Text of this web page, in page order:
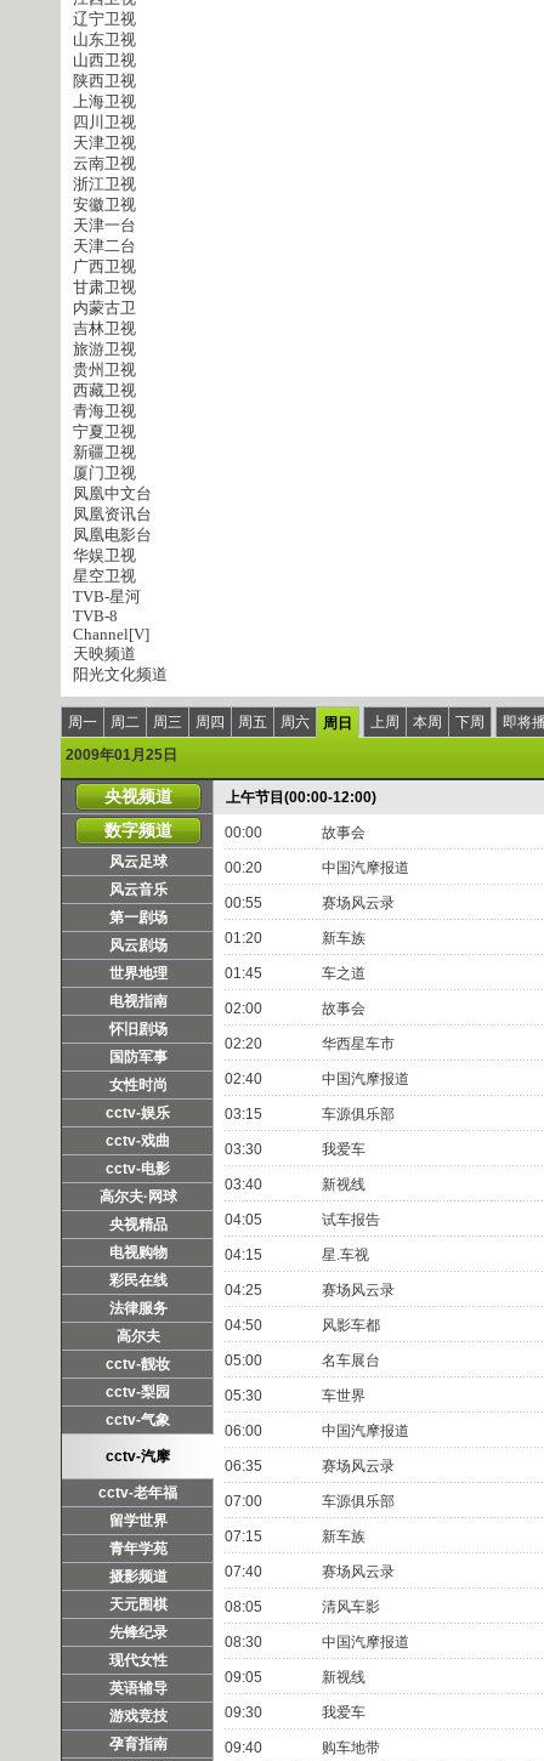
辽宁卫视
山东卫视
山西卫视
陕西卫视
上海卫视
四川卫视
天津卫视
云南卫视
浙江卫视
安徽卫视
天津一台
天津二台
广西卫视
甘肃卫视
内蒙古卫
吉林卫视
旅游卫视
贵州卫视
西藏卫视
青海卫视
宁夏卫视
新疆卫视
厦门卫视
凤凰中文台
凤凰资讯台
凤凰电影台
华娱卫视
星空卫视
TVB-星河
TVB-8
Channel[V]
天映频道
阳光文化频道
周一 周二 周三 周四 周五 周六 周日 上周 本周 下周
即将
2009年01月25日
央视频道
数字频道
风云足球
风云音乐
第一剧场
风云剧场
世界地理
电视指南
怀旧剧场
国防军事
女性时尚
cctv-娱乐
cctv-戏曲
cctv-电影
高尔夫·网球
央视精品
电视购物
彩民在线
法律服务
高尔夫
cctv-靓妆
cctv-梨园
cctv-气象
cctv-汽摩
cctv-老年福
留学世界
青年学苑
摄影频道
天元围棋
先锋纪录
现代女性
英语辅导
游戏竞技
孕育指南
上午节目(00:00-12:00)
00:00 故事会
00:20 中国汽摩报道
00:55 赛场风云录
01:20 新车族
01:45 车之道
02:00 故事会
02:20 华西星车市
02:40 中国汽摩报道
03:15 车源俱乐部
03:30 我爱车
03:40 新视线
04:05 试车报告
04:15 星.车视
04:25 赛场风云录
04:50 风影车都
05:00 名车展台
05:30 车世界
06:00 中国汽摩报道
06:35 赛场风云录
07:00 车源俱乐部
07:15 新车族
07:40 赛场风云录
08:05 清风车影
08:30 中国汽摩报道
09:05 新视线
09:30 我爱车
09:40 购车地带